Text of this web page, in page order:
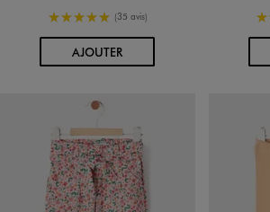
5/5 de moyenne
(35 avis)
AJOUTERAU PANIER